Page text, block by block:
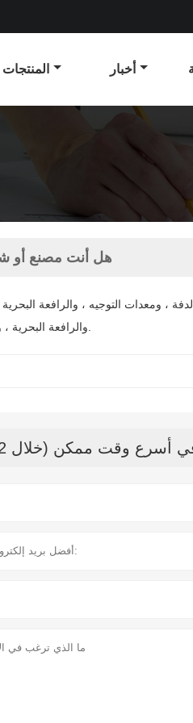
المنتجات أخبار
هل أنت مصنع أو
، ومعدات التوجيه ، والرافعة البحرية
وقت ممكن (خلال 12 ساعة)